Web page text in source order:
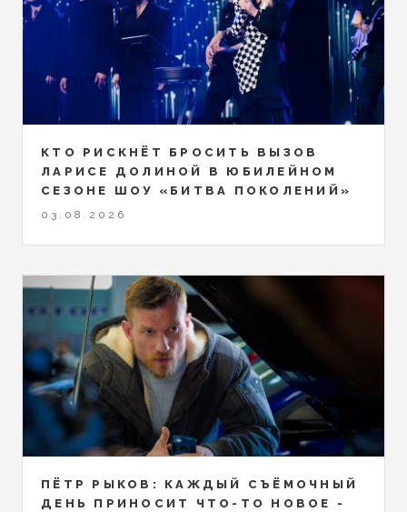
КТО РИСКНЁТ БРОСИТЬ ВЫЗОВ
ЛАРИСЕ ДОЛИНОЙ В ЮБИЛЕЙНОМ
СЕЗОНЕ ШОУ «БИТВА ПОКОЛЕНИЙ»
03.08.2026
ПЁТР РЫКОВ: КАЖДЫЙ СЪЁМОЧНЫЙ
ДЕНЬ ПРИНОСИТ ЧТО-ТО НОВОЕ -